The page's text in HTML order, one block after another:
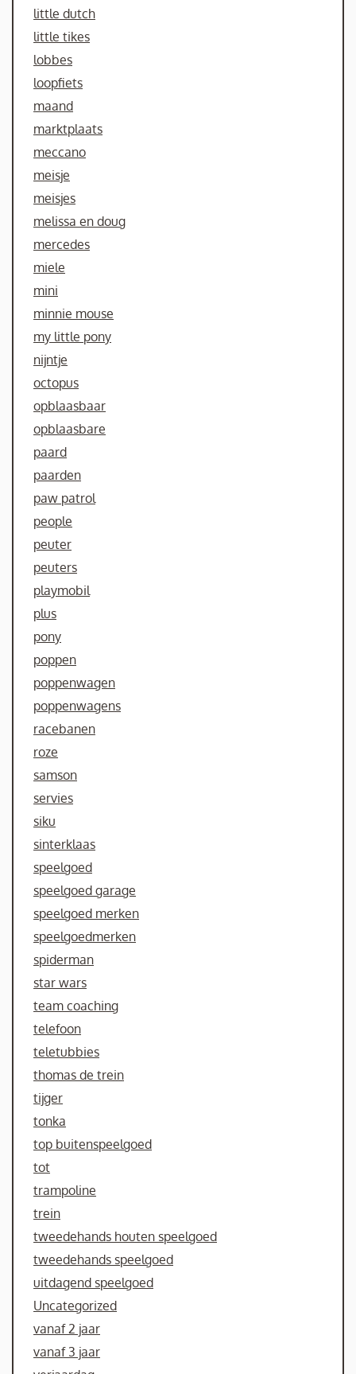
little dutch
little tikes
lobbes
loopfiets
maand
marktplaats
meccano
meisje
meisjes
melissa en doug
mercedes
miele
mini
minnie mouse
my little pony
nijntje
octopus
opblaasbaar
opblaasbare
paard
paarden
paw patrol
people
peuter
peuters
playmobil
plus
pony
poppen
poppenwagen
poppenwagens
racebanen
roze
samson
servies
siku
sinterklaas
speelgoed
speelgoed garage
speelgoed merken
speelgoedmerken
spiderman
star wars
team coaching
telefoon
teletubbies
thomas de trein
tijger
tonka
top buitenspeelgoed
tot
trampoline
trein
tweedehands houten speelgoed
tweedehands speelgoed
uitdagend speelgoed
Uncategorized
vanaf 2 jaar
vanaf 3 jaar